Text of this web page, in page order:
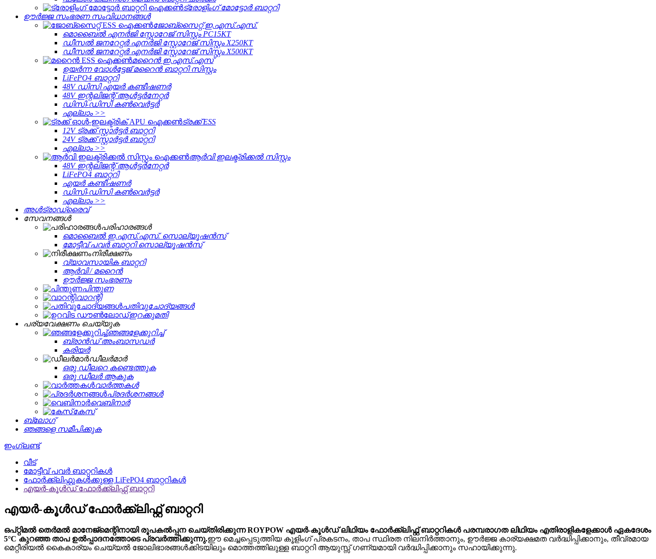
ട്രോളിംഗ് മോട്ടോർ ബാറ്ററി
ഊർജ്ജ സംഭരണ ​​സംവിധാനങ്ങൾ
ജോബ്‌സൈറ്റ് ഇ.എസ്.എസ്.
മൊബൈൽ എനർജി സ്റ്റോറേജ് സിസ്റ്റം PC15KT
ഡീസൽ ജനറേറ്റർ എനർജി സ്റ്റോറേജ് സിസ്റ്റം X250KT
ഡീസൽ ജനറേറ്റർ എനർജി സ്റ്റോറേജ് സിസ്റ്റം X500KT
മറൈൻ ഇ.എസ്.എസ്
ഉയർന്ന വോൾട്ടേജ് മറൈൻ ബാറ്ററി സിസ്റ്റം
LiFePO4 ബാറ്ററി
48V ഡിസി എയർ കണ്ടീഷണർ
48V ഇന്റലിജന്റ് ആൾട്ടർനേറ്റർ
ഡിസി-ഡിസി കൺവെർട്ടർ
എല്ലാം >>
ട്രക്ക് ESS
12V ട്രക്ക് സ്റ്റാർട്ടർ ബാറ്ററി
24V ട്രക്ക് സ്റ്റാർട്ടർ ബാറ്ററി
എല്ലാം >>
ആർവി ഇലക്ട്രിക്കൽ സിസ്റ്റം
48V ഇന്റലിജന്റ് ആൾട്ടർനേറ്റർ
LiFePO4 ബാറ്ററി
എയർ കണ്ടീഷണർ
ഡിസി-ഡിസി കൺവെർട്ടർ
എല്ലാം >>
അൾട്രാഡ്രൈവ്
സേവനങ്ങള്‍
പരിഹാരങ്ങൾ
മൊബൈൽ ഇ.എസ്.എസ്. സൊല്യൂഷൻസ്
മോട്ടീവ് പവർ ബാറ്ററി സൊല്യൂഷൻസ്
നിരീക്ഷണം
വ്യാവസായിക ബാറ്ററി
ആർവി / മറൈൻ
ഊർജ്ജ സംഭരണം
പിന്തുണ
വാറന്റി
പതിവുചോദ്യങ്ങൾ
ഇറക്കുമതി
പര്യവേക്ഷണം ചെയ്യുക
ഞങ്ങളേക്കുറിച്ച്
ബ്രാൻഡ് അംബാസഡർ
കരിയർ
ഡീലർമാർ
ഒരു ഡീലറെ കണ്ടെത്തുക
ഒരു ഡീലർ ആകുക
വാർത്തകൾ
പ്രദർശനങ്ങൾ
വെബിനാർ
കേസ്
ബ്ലോഗ്
ഞങ്ങളെ സമീപിക്കുക
ഇംഗ്ലണ്ട്
വീട്
മോട്ടീവ് പവർ ബാറ്ററികൾ
ഫോർക്ക്ലിഫ്റ്റുകൾക്കുള്ള LiFePO4 ബാറ്ററികൾ
എയർ-കൂൾഡ് ഫോർക്ക്ലിഫ്റ്റ് ബാറ്ററി
എയർ-കൂൾഡ് ഫോർക്ക്ലിഫ്റ്റ് ബാറ്ററി
ഒപ്റ്റിമൽ തെർമൽ മാനേജ്മെന്റിനായി രൂപകൽപ്പന ചെയ്‌തിരിക്കുന്ന ROYPOW എയർ-കൂൾഡ് ലിഥിയം ഫോർക്ക്‌ലിഫ്റ്റ് ബാറ്ററികൾ പരമ്പരാഗത ലിഥിയം എതിരാളികളേക്കാൾ ഏകദേശം
5°C കുറഞ്ഞ താപ ഉൽപ്പാദനത്തോടെ പ്രവർത്തിക്കുന്നു.ഈ മെച്ചപ്പെടുത്തിയ കൂളിംഗ് പ്രകടനം, താപ സ്ഥിരത നിലനിർത്താനും, ഊർജ്ജ കാര്യക്ഷമത വർദ്ധിപ്പിക്കാനും, തീവ്രമായ
മെറ്റീരിയൽ കൈകാര്യം ചെയ്യൽ ജോലിഭാരങ്ങൾക്കിടയിലും മൊത്തത്തിലുള്ള ബാറ്ററി ആയുസ്സ് ഗണ്യമായി വർദ്ധിപ്പിക്കാനും സഹായിക്കുന്നു.